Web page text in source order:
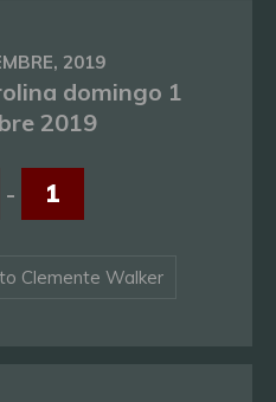
2019
domingo 1
2019
- 1
Clemente Walker